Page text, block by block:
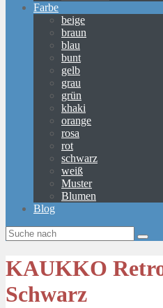
Farbe
beige
braun
blau
bunt
gelb
grau
grün
khaki
orange
rosa
rot
schwarz
weiß
Muster
Blumen
Blog
KAUKKO
Schwarz